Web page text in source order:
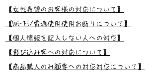
​ 【女性希望のお客様の対応について】
【Wi-Fi/電源使用使用お断りについて】
【個人情報を記入しない人への対応】
​ 【飛び込み客への対応について】
​ 【商品購入のみ顧客への対応対応について】